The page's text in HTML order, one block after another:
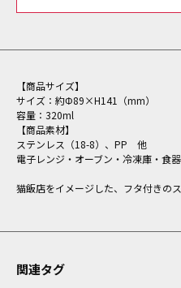
【商品サイズ】
サイズ：約Φ89×H141（mm）
容量：320ml
【商品素材】
ステンレス（18-8）、PP 他
電子レンジ・オーブン・冷凍庫・食
猫飯店をイメージした、フタ付きの
関連タグ